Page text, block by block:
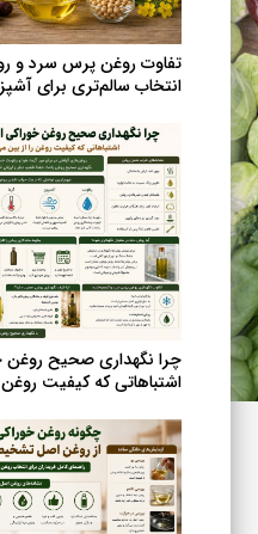
تفاوت روغن پرس سرد و
انتخاب سالم‌تری برای
چرا نگهداری صحیح روغن
اشتباهاتی که کیفیت روغن